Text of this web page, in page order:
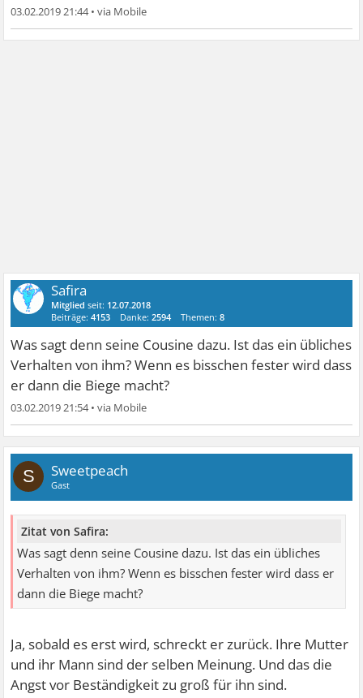
03.02.2019 21:44•
Safira
Mitglied seit: 12.07.2018
Beiträge:4153 Danke:2594 Themen:8
Was sagt denn seine Cousine dazu. Ist das ein übliches
Verhalten von ihm? Wenn es bisschen fester wird dass
er dann die Biege macht?
03.02.2019 21:54•
S Sweetpeach
Gast
Zitat von Safira:
Was sagt denn seine Cousine dazu. Ist das ein übliches
Verhalten von ihm? Wenn es bisschen fester wird dass er
dann die Biege macht?
Ja, sobald es erst wird, schreckt er zurück. Ihre Mutter
und ihr Mann sind der selben Meinung. Und das die
Angst vor Beständigkeit zu groß für ihn sind.